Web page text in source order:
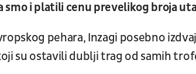
smo i platili cenu prevelikog broja
pehara, Inzagi posebno
su ostavili dublji trag od samih